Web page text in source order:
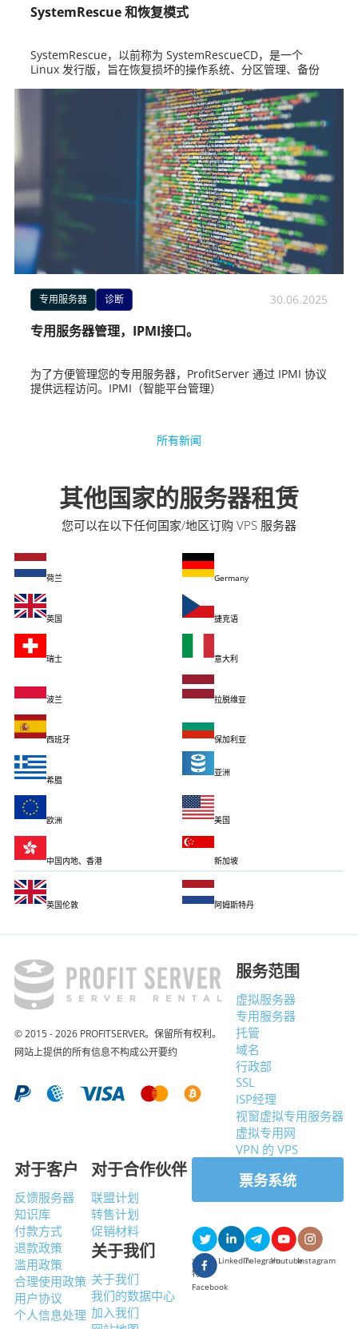
SystemRescue 和恢复模式
SystemRescue，以前称为 SystemRescueCD，是一个
Linux 发行版，旨在恢复损坏的操作系统、分区管理、备份
专用服务器 诊断 30.06.2025
专用服务器管理，IPMI接口。
为了方便管理您的专用服务器，ProfitServer 通过 IPMI 协议
提供远程访问。IPMI（智能平台管理）
所有新闻
其他国家的服务器租赁
您可以在以下任何国家/地区订购 VPS 服务器
荷兰 Germany
英国 捷克语
瑞士 意大利
波兰 拉脱维亚
西班牙 保加利亚
希腊
亚洲
欧洲 美国
中国内地、香港 新加坡
英国伦敦 阿姆斯特丹
© 2015 - 2026 PROFITSERVER。保留所有权利。
网站上提供的所有信息不构成公开要约
服务范围
虚拟服务器
专用服务器
托管
域名
行政部
SSL
ISP经理
视窗虚拟专用服务器
虚拟专用网
VPN 的 VPS
对于客户
反馈服务器
知识库
付款方式
退款政策
滥用政策
合理使用政策
用户协议
个人信息处理
对于合作伙伴
联盟计划
转售计划
促销材料
关于我们
关于我们
我们的数据中心
加入我们
票务系统
X（推
特）
LinkedInTelegramYoutubeInstagram
Facebook